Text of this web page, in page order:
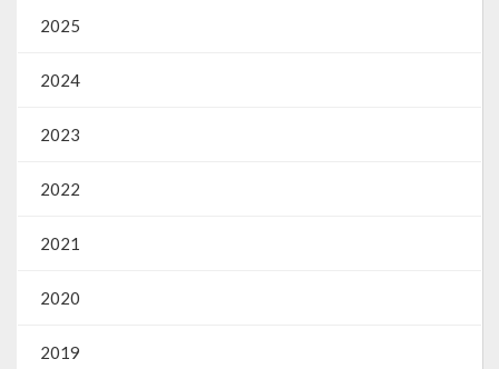
2025
2024
2023
2022
2021
2020
2019